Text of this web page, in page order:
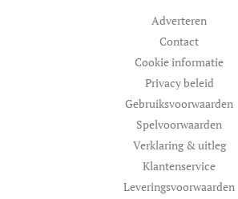
Adverteren
Contact
Cookie informatie
Privacy beleid
Gebruiksvoorwaarden
Spelvoorwaarden
Verklaring & uitleg
Klantenservice
Leveringsvoorwaarden